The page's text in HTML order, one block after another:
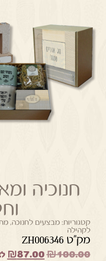
חנוכיה
קטגוריות: מבצעים לחנוכה,
לקהילה
מק"ט ZH006346
₪100.00
₪87.00